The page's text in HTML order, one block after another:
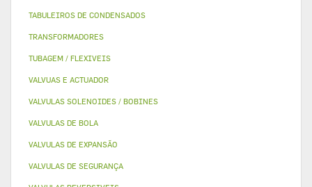
TABULEIROS DE CONDENSADOS
TRANSFORMADORES
TUBAGEM / FLEXIVEIS
VALVUAS E ACTUADOR
VALVULAS SOLENOIDES / BOBINES
VALVULAS DE BOLA
VALVULAS DE EXPANSÃO
VALVULAS DE SEGURANÇA